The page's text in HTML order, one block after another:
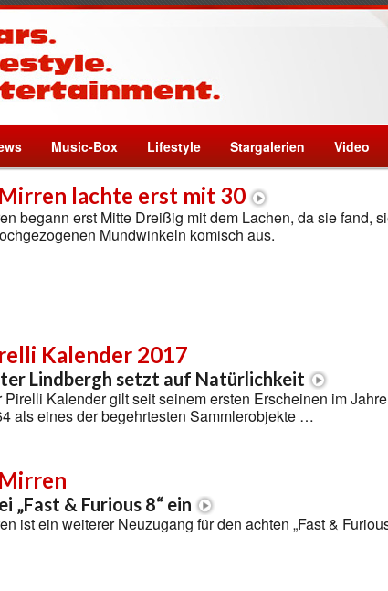
Music-Box Lifestyle Stargalerien Video
lachte erst mit 30
begann erst Mitte Dreißig mit dem Lachen, da sie fand,
Mundwinkeln komisch aus.
Kalender 2017
Lindbergh setzt auf Natürlichkeit
Pirelli Kalender gilt seit seinem ersten Erscheinen im Jahre
als eines der begehrtesten Sammlerobjekte …
„Fast & Furious 8“ ein
ist ein weiterer Neuzugang für den achten „Fast &